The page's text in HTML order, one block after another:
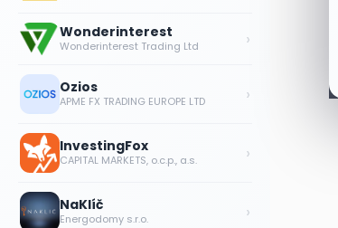
Wonderinterest
Wonderinterest Trading Ltd ›
Ozios
APME FX TRADING EUROPE LTD ›
InvestingFox
CAPITAL MARKETS, o.c.p., a.s. ›
NaKlíč
Energodomy s.r.o. ›